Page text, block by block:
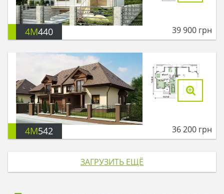
4M440 39 900 грн
4M542 36 200 грн
ЗАГРУЗИТЬ ЕЩЁ